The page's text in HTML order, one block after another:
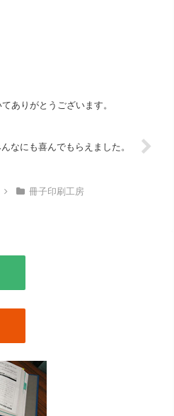
ありがとうございます。
なにも喜んでもらえました。
冊子印刷工房